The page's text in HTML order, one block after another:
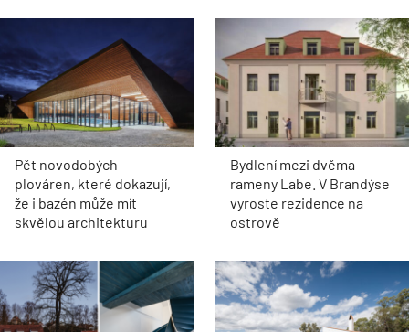
Pět novodobých
plováren, které dokazují,
že i bazén může mít
skvělou architekturu
Bydlení mezi dvěma
rameny Labe. V Brandýse
vyroste rezidence na
ostrově